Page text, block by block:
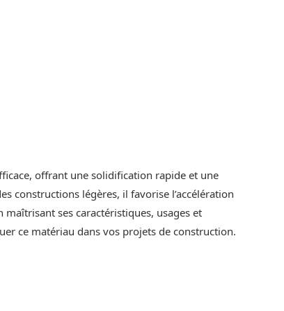
offrant une solidification rapide et une
constructions légères, il favorise l’accélération
ses caractéristiques, usages et
ce matériau dans vos projets de construction.